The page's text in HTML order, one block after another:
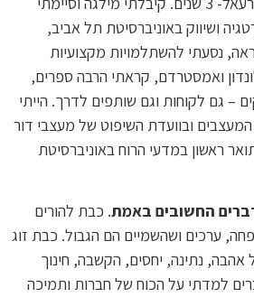
ושיווק באוניברסיטת תל אביב,
נסעתי להשתלמויות מקצועיות
ואמסטרדם, קראתי הרבה ספרים,
– גם לקוחות וגם שותפים לדרך. הייתי
ובוועדת השיפוט של מעצבי דור
סיימתי תואר ראשון במדעי הרוח באוניברסיטת
החשובים באמת. כבת להורים
ערכים ושהשמיים הם הגבול. כבת זוג
נתינה, יחסים, הקשבה, חינוך
למדתי על הכוח של חברות ותמיכה